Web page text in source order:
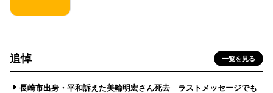
追悼 一覧を見る
長崎市出身・平和訴えた美輪明宏さん死去 ラストメッセージでも